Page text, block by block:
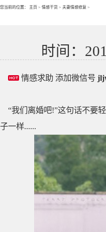
您当前的位置： 主页 > 情感干货 > 夫妻情感修复 >
时间：
情感求助 添加微信号
“我们离婚吧!”这句话不要
子一样......